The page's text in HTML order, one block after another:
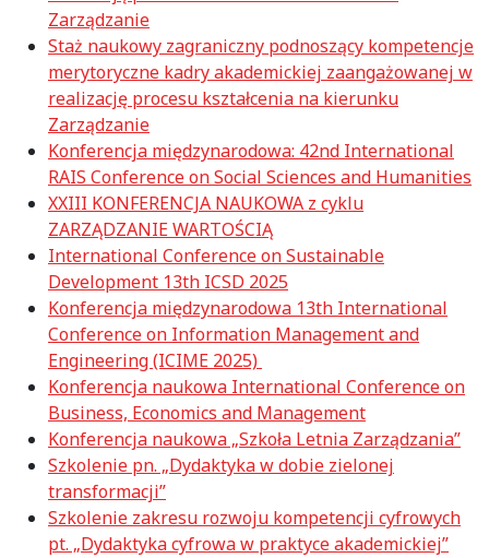
Zarządzanie
Staż naukowy zagraniczny podnoszący kompetencje
merytoryczne kadry akademickiej zaangażowanej w
realizację procesu kształcenia na kierunku
Zarządzanie
Konferencja międzynarodowa: 42nd International
RAIS Conference on Social Sciences and Humanities
XXIII KONFERENCJA NAUKOWA z cyklu
ZARZĄDZANIE WARTOŚCIĄ
International Conference on Sustainable
Development 13th ICSD 2025
Konferencja międzynarodowa 13th International
Conference on Information Management and
Engineering (ICIME 2025)
Konferencja naukowa International Conference on
Business, Economics and Management
Konferencja naukowa „Szkoła Letnia Zarządzania”
Szkolenie pn. „Dydaktyka w dobie zielonej
transformacji”
Szkolenie zakresu rozwoju kompetencji cyfrowych
pt. „Dydaktyka cyfrowa w praktyce akademickiej”